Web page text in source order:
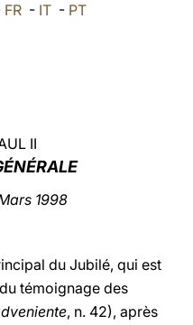
LATINE
FR - IT - PT
II
1998
du Jubilé, qui est
témoignage des
, n. 42), après